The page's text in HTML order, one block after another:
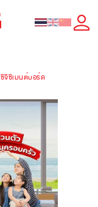
จีซีเมนต์บอร์ด